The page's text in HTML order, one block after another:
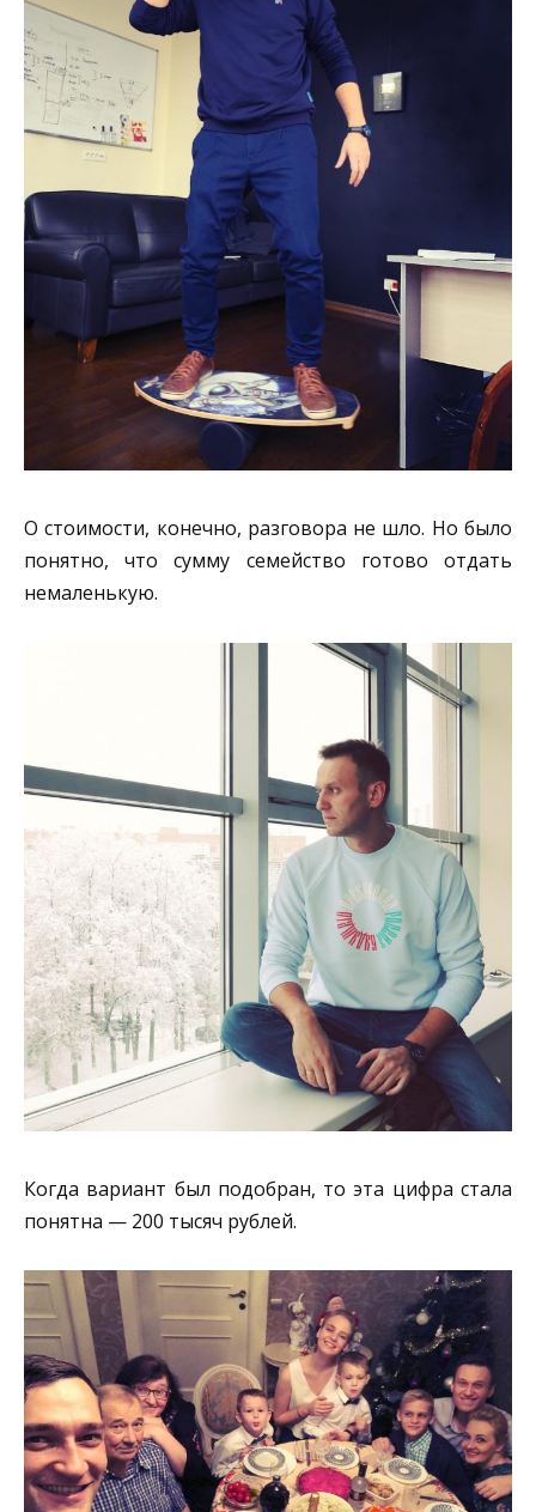
О стоимости, конечно, разговора не шло. Но было
понятно, что сумму семейство готово отдать
немаленькую.
Когда вариант был подобран, то эта цифра стала
понятна — 200 тысяч рублей.